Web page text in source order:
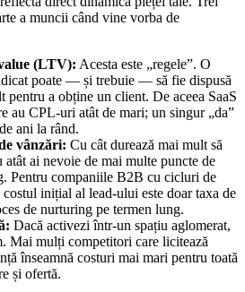
a muncii când vine vorba de
(LTV): Acesta este „regele”. O
poate — și trebuie — să fie dispusă
pentru a obține un client. De aceea SaaS
au CPL-uri atât de mari; un singur „da”
ani la rând.
vânzări: Cu cât durează mai mult să
ai nevoie de mai multe puncte de
Pentru companiile B2B cu cicluri de
inițial al lead-ului este doar taxa de
de nurturing pe termen lung.
Dacă activezi într-un spațiu aglomerat,
Mai mulți competitori care licitează
înseamnă costuri mai mari pentru toată
și ofertă.